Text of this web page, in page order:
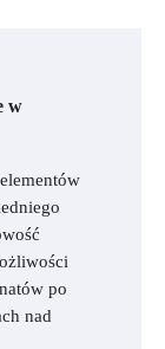
w
po
nad